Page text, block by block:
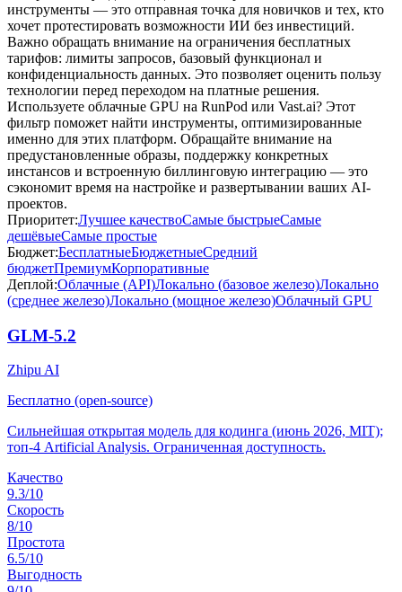
инструменты — это отправная точка для новичков и тех, кто
хочет протестировать возможности ИИ без инвестиций.
Важно обращать внимание на ограничения бесплатных
тарифов: лимиты запросов, базовый функционал и
конфиденциальность данных. Это позволяет оценить пользу
технологии перед переходом на платные решения.
Используете облачные GPU на RunPod или Vast.ai? Этот
фильтр поможет найти инструменты, оптимизированные
именно для этих платформ. Обращайте внимание на
предустановленные образы, поддержку конкретных
инстансов и встроенную биллинговую интеграцию — это
сэкономит время на настройке и развертывании ваших AI-
проектов.
Приоритет:Лучшее качествоСамые быстрыеСамые
дешёвыеСамые простые
Бюджет:БесплатныеБюджетныеСредний
бюджетПремиумКорпоративные
Деплой:Облачные (API)Локально (базовое железо)Локально
(среднее железо)Локально (мощное железо)Облачный GPU
GLM-5.2
Zhipu AI
Бесплатно (open-source)
Сильнейшая открытая модель для кодинга (июнь 2026, MIT);
топ-4 Artificial Analysis. Ограниченная доступность.
Качество
9.3/10
Скорость
8/10
Простота
6.5/10
Выгодность